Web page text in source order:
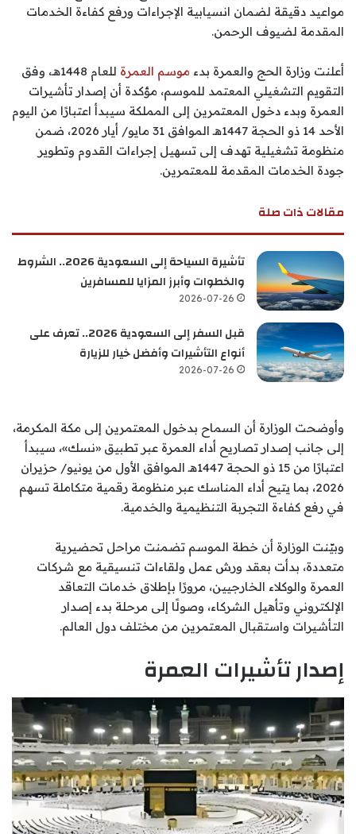
مواعيد دقيقة لضمان انسيابية الإجراءات ورفع كفاءة الخدمات
المقدمة لضيوف الرحمن.
أعلنت وزارة الحج والعمرة بدء موسم العمرة
للعام 1448هـ، وفق
التقويم التشغيلي المعتمد للموسم، مؤكدة أن إصدار تأشيرات
العمرة وبدء دخول المعتمرين إلى المملكة سيبدأ اعتبارًا من اليوم
الأحد 14 ذو الحجة 1447هـ الموافق 31 مايو/ أيار 2026، ضمن
منظومة تشغيلية تهدف إلى تسهيل إجراءات القدوم وتطوير
جودة الخدمات المقدمة للمعتمرين.
مقالات ذات صلة
تأشيرة السياحة إلى السعودية 2026.. الشروط
والخطوات وأبرز المزايا للمسافرين
2026-07-26
قبل السفر إلى السعودية 2026.. تعرف على
أنواع التأشيرات وأفضل خيار للزيارة
2026-07-26
وأوضحت الوزارة أن السماح بدخول المعتمرين إلى مكة المكرمة،
إلى جانب إصدار تصاريح أداء العمرة عبر تطبيق «نسك»، سيبدأ
اعتبارًا من 15 ذو الحجة 1447هـ الموافق الأول من يونيو/ حزيران
2026، بما يتيح أداء المناسك عبر منظومة رقمية متكاملة تسهم
في رفع كفاءة التجربة التنظيمية والخدمية.
وبيّنت الوزارة أن خطة الموسم تضمنت مراحل تحضيرية
متعددة، بدأت بعقد ورش عمل ولقاءات تنسيقية مع شركات
العمرة والوكلاء الخارجيين، مرورًا بإطلاق خدمات التعاقد
الإلكتروني وتأهيل الشركاء، وصولًا إلى مرحلة بدء إصدار
التأشيرات واستقبال المعتمرين من مختلف دول العالم.
إصدار تأشيرات العمرة